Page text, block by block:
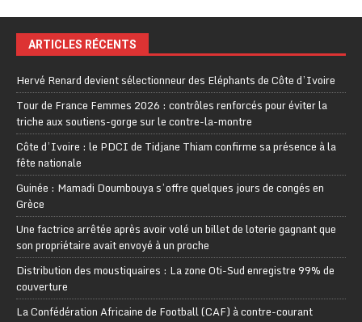
ARTICLES RÉCENTS
Hervé Renard devient sélectionneur des Eléphants de Côte d’Ivoire
Tour de France Femmes 2026 : contrôles renforcés pour éviter la
triche aux soutiens-gorge sur le contre-la-montre
Côte d’Ivoire : le PDCI de Tidjane Thiam confirme sa présence à la
fête nationale
Guinée : Mamadi Doumbouya s’offre quelques jours de congés en
Grèce
Une factrice arrêtée après avoir volé un billet de loterie gagnant que
son propriétaire avait envoyé à un proche
Distribution des moustiquaires : La zone Oti-Sud enregistre 99% de
couverture
La Confédération Africaine de Football (CAF) à contre-courant